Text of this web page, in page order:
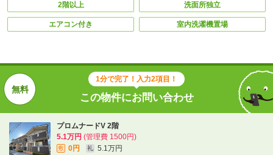
2階以上 洗面所独立
エアコン付き 室内洗濯機置場
1分で完了！入力2項目！
この物件にお問い合わせ
プロムナードV 2階
5.1万円 (管理費 1500円)
敷 0円 礼
5.1万円